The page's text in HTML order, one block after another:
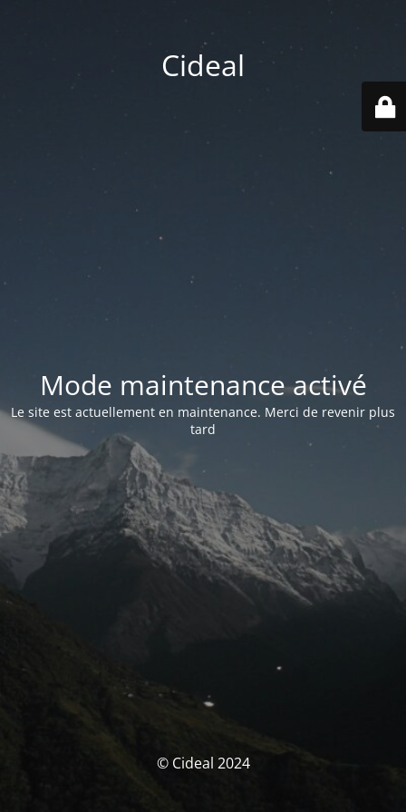
Cideal
Mode maintenance activé
Le site est actuellement en maintenance. Merci de revenir plus
tard
© Cideal 2024